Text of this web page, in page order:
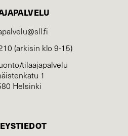
(arkisin klo 9-15)
tilaajapalvelu
1
Helsinki